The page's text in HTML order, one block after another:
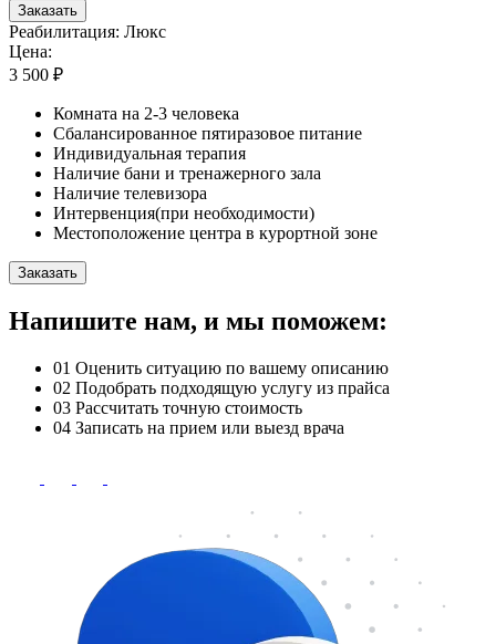
Заказать
Реабилитация: Люкс
Цена:
3 500 ₽
Комната на 2-3 человека
Сбалансированное пятиразовое питание
Индивидуальная терапия
Наличие бани и тренажерного зала
Наличие телевизора
Интервенция(при необходимости)
Местоположение центра в курортной зоне
Заказать
Напишите нам, и мы поможем:
01 Оценить ситуацию по вашему описанию
02 Подобрать подходящую услугу из прайса
03 Рассчитать точную стоимость
04 Записать на прием или выезд врача